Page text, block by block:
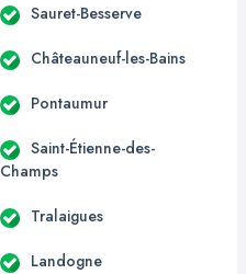
Sauret-Besserve
Châteauneuf-les-Bains
Pontaumur
Saint-Étienne-des-
Champs
Tralaigues
Landogne